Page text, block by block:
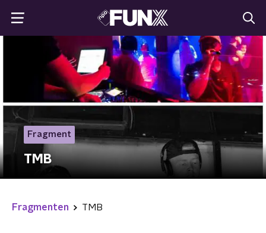
Fragment
TMB
Fragmenten TMB